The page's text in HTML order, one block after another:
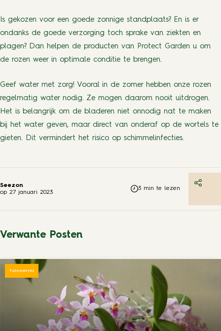
Is gekozen voor een goede zonnige standplaats? En is er
ondanks de goede verzorging toch sprake van ziekten en
plagen? Dan helpen de producten van Protect Garden u om
de rozen weer in optimale conditie te brengen.
Geef water met zorg! Vooral in de zomer hebben onze rozen
regelmatig water nodig. Ze mogen daarom nooit uitdrogen.
Het is belangrijk om de bladeren niet onnodig nat te maken
bij het water geven, maar direct van onderaf op de wortels te
gieten. Dit vermindert het risico op schimmelinfecties.
Seezon
op 27 januari 2023
3 min te lezen
Verwante Posten
Tuinadvies